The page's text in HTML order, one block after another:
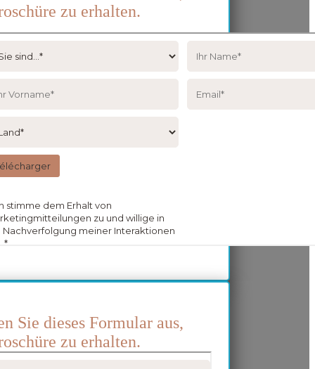
zu erhalten.
Sie dieses Formular aus,
zu erhalten.